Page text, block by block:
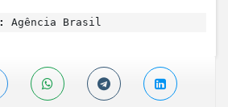
Agência Brasil